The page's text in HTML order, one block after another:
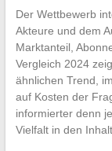
Der Wettbewerb
Akteure und dem
Marktanteil,
Vergleich 2024
ähnlichen Trend,
auf Kosten der
informierter denn
Vielfalt in den